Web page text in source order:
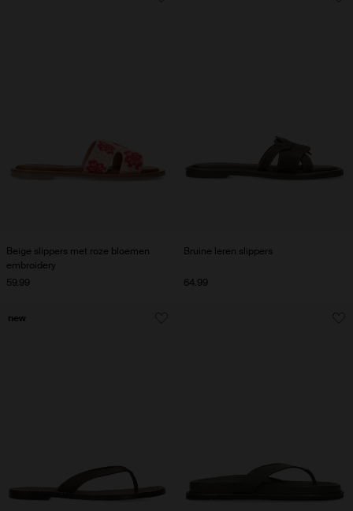
Beige slippers met roze bloemen
embroidery
59.99
Bruine leren slippers
64.99
new